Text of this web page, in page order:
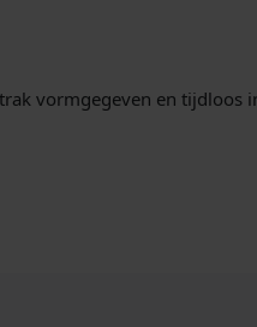
vormgegeven en